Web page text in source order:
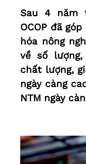
Sau 4 năm
OCOP đã
hóa nông
về số
chất lượng,
ngày càng
NTM ngày